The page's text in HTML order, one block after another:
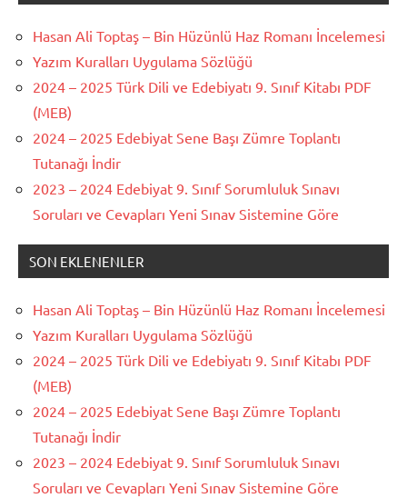
Hasan Ali Toptaş – Bin Hüzünlü Haz Romanı İncelemesi
Yazım Kuralları Uygulama Sözlüğü
2024 – 2025 Türk Dili ve Edebiyatı 9. Sınıf Kitabı PDF
(MEB)
2024 – 2025 Edebiyat Sene Başı Zümre Toplantı
Tutanağı İndir
2023 – 2024 Edebiyat 9. Sınıf Sorumluluk Sınavı
Soruları ve Cevapları Yeni Sınav Sistemine Göre
SON EKLENENLER
Hasan Ali Toptaş – Bin Hüzünlü Haz Romanı İncelemesi
Yazım Kuralları Uygulama Sözlüğü
2024 – 2025 Türk Dili ve Edebiyatı 9. Sınıf Kitabı PDF
(MEB)
2024 – 2025 Edebiyat Sene Başı Zümre Toplantı
Tutanağı İndir
2023 – 2024 Edebiyat 9. Sınıf Sorumluluk Sınavı
Soruları ve Cevapları Yeni Sınav Sistemine Göre